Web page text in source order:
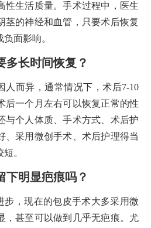
性生活质量。手术过程中，医生
茎的神经和血管，只要术后恢复
面影响。
多长时间恢复？
人而异，通常情况下，术后7-10
后一个月左右可以恢复正常的性
与个人体质、手术方式、术后护
、采用微创手术、术后护理得当
。
下明显疤痕吗？
步，现在的包皮手术大多采用微
，甚至可以做到几乎无疤痕。尤